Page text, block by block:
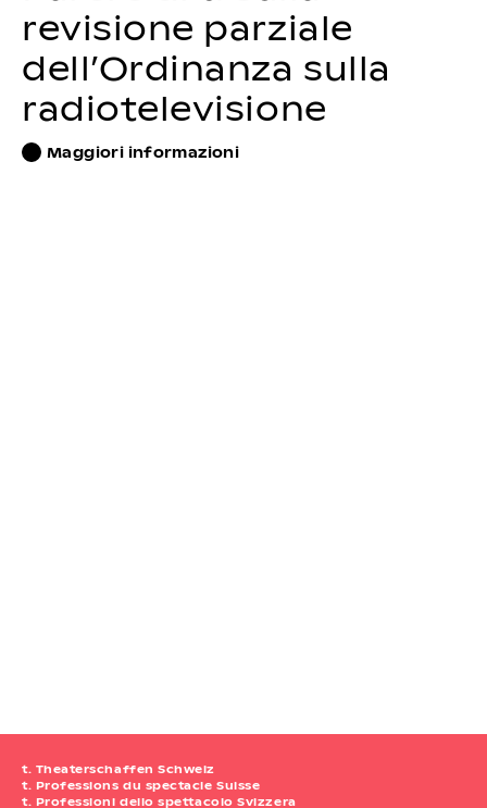
revisione parziale
dell’Ordinanza sulla
radiotelevisione
Maggiori informazioni
t. Theaterschaffen Schweiz
t. Professions du spectacle Suisse
t. Professioni dello spettacolo Svizzera